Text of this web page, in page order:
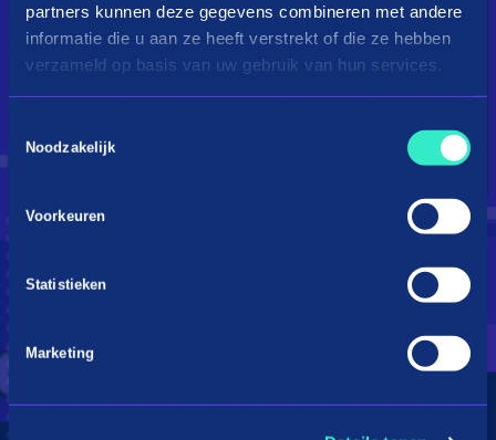
partners kunnen deze gegevens combineren met andere
informatie die u aan ze heeft verstrekt of die ze hebben
verzameld op basis van uw gebruik van hun services.
Noodzakelijk
Voorkeuren
Statistieken
Marketing
Droom je van een kingsize